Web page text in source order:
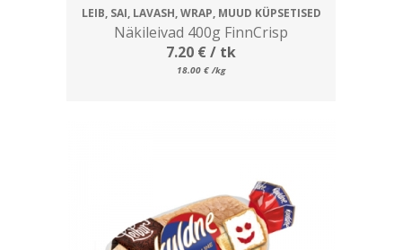
LEIB, SAI, LAVASH, WRAP, MUUD KÜPSETISED
Näkileivad 400g FinnCrisp
7.20 €/ tk
18.00 € /kg